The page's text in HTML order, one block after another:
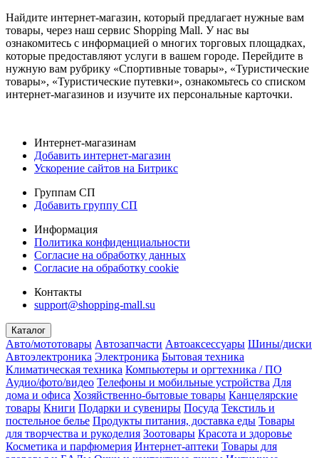
Найдите интернет-магазин, который предлагает нужные вам
товары, через наш сервис Shopping Mall. У нас вы
ознакомитесь с информацией о многих торговых площадках,
которые предоставляют услуги в вашем городе. Перейдите в
нужную вам рубрику «Спортивные товары», «Туристические
товары», «Туристические путевки», ознакомьтесь со списком
интернет-магазинов и изучите их персональные карточки.
Интернет-магазинам
Добавить интернет-магазин
Ускорение сайтов на Битрикс
Группам СП
Добавить группу СП
Информация
Политика конфиденциальности
Согласие на обработку данных
Согласие на обработку cookie
Контакты
support@shopping-mall.su
Каталог
Авто/мототовары Автозапчасти Автоаксессуары Шины/диски
Автоэлектроника Электроника Бытовая техника
Климатическая техника Компьютеры и оргтехника / ПО
Аудио/фото/видео Телефоны и мобильные устройства Для
дома и офиса Хозяйственно-бытовые товары Канцелярские
товары Книги Подарки и сувениры Посуда Текстиль и
постельное белье Продукты питания, доставка еды Товары
для творчества и рукоделия Зоотовары Красота и здоровье
Косметика и парфюмерия Интернет-аптеки Товары для